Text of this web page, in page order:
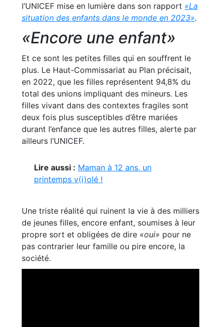
l’UNICEF mise en lumière dans son rapport «La
situation des enfants dans le monde en 2023».
«Encore une enfant»
Et ce sont les petites filles qui en souffrent le
plus. Le Haut-Commissariat au Plan précisait,
en 2022, que les filles représentent 94,8% du
total des unions impliquant des mineurs. Les
filles vivant dans des contextes fragiles sont
deux fois plus susceptibles d’être mariées
durant l’enfance que les autres filles, alerte par
ailleurs l’UNICEF.
Lire aussi : Maman à 12 ans, un
printemps v(i)olé !
Une triste réalité qui ruinent la vie à des milliers
de jeunes filles, encore enfant, soumises à leur
propre sort et obligées de dire «oui» pour ne
pas contrarier leur famille ou pire encore, la
société.